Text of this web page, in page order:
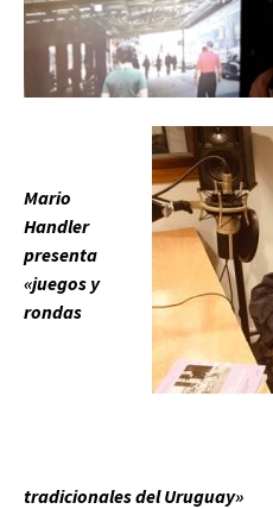
Mario
Handler
presenta
«juegos y
rondas
tradicionales del Uruguay»